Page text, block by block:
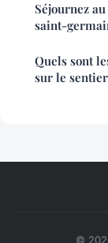
Séjournez
saint-
Quels sont
sur le
©